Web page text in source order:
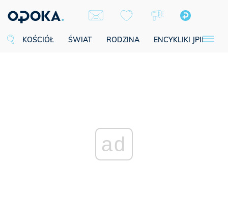
KOŚCIÓŁ ŚWIAT RODZINA ENCYKLIKI JPII
ad